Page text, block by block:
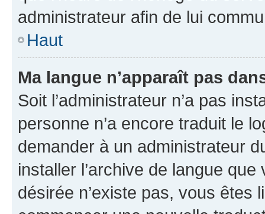
administrateur afin de lui
Haut
Ma langue n’apparaît pas
Soit l’administrateur n’a pas
personne n’a encore traduit le
demander à un administrateur
installer l’archive de langue
désirée n’existe pas, vous êtes